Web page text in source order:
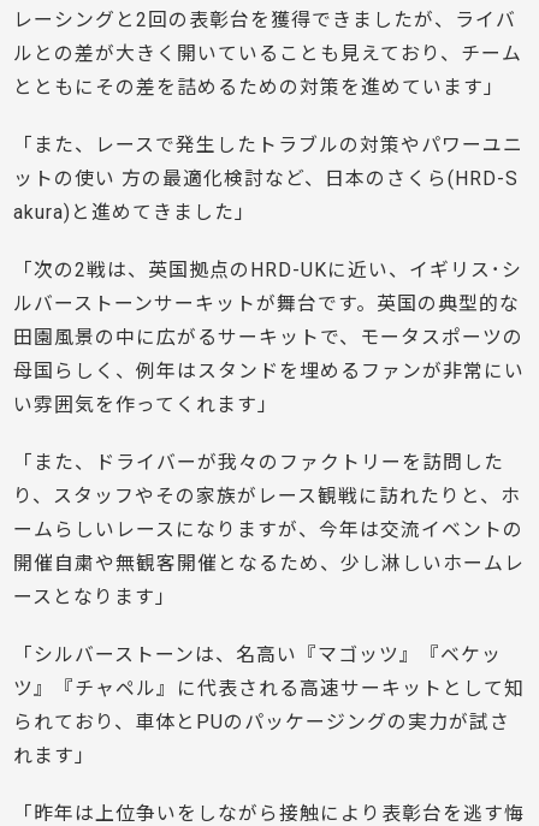
レーシングと2回の表彰台を獲得できましたが、ライバ
ルとの差が大きく開いていることも見えており、チーム
とともにその差を詰めるための対策を進めています」
「また、レースで発生したトラブルの対策やパワーユニ
ットの使い 方の最適化検討など、日本のさくら(HRD-S
akura)と進めてきました」
「次の2戦は、英国拠点のHRD-UKに近い、イギリス･シ
ルバーストーンサーキットが舞台です。英国の典型的な
田園風景の中に広がるサーキットで、モータスポーツの
母国らしく、例年はスタンドを埋めるファンが非常にい
い雰囲気を作ってくれます」
「また、ドライバーが我々のファクトリーを訪問した
り、スタッフやその家族がレース観戦に訪れたりと、ホ
ームらしいレースになりますが、今年は交流イベントの
開催自粛や無観客開催となるため、少し淋しいホームレ
ースとなります」
「シルバーストーンは、名高い『マゴッツ』『ベケッ
ツ』『チャペル』に代表される高速サーキットとして知
られており、車体とPUのパッケージングの実力が試さ
れます」
「昨年は上位争いをしながら接触により表彰台を逃す悔